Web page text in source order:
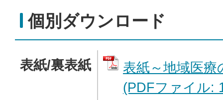
個別ダウンロード
表紙/裏表紙
表紙～地域医
(PDFファイル: